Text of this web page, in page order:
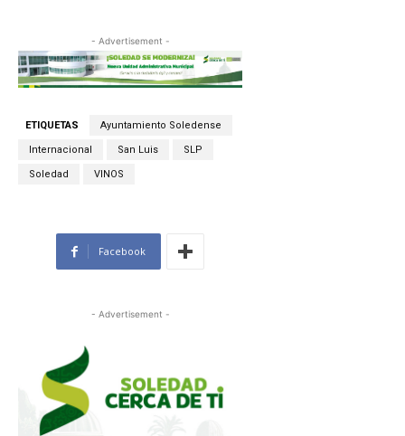
- Advertisement -
ETIQUETAS Ayuntamiento Soledense
Internacional San Luis SLP
Soledad VINOS
Facebook
- Advertisement -